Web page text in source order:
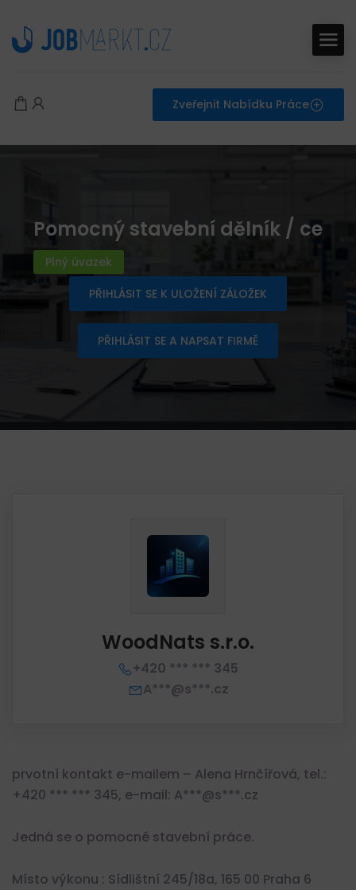
Zveřejnit Nabídku Práce
Pomocný stavební dělník / ce
Plný úvazek
PŘIHLÁSIT SE K ULOŽENÍ ZÁLOŽEK
PŘIHLÁSIT SE A NAPSAT FIRMĚ
WoodNats s.r.o.
+420 *** *** 345
A***@s***.cz
prvotní kontakt e-mailem – Alena Hrnčířová, tel.:
+420 *** *** 345, e-mail: A***@s***.cz
Jedná se o pomocné stavební práce.
Místo výkonu : Sídlištní 245/18a, 165 00 Praha 6